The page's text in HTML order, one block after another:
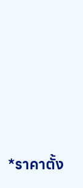
*ราคาตั้ง